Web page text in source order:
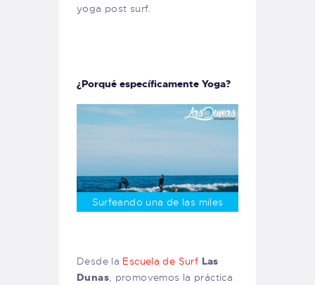
yoga post surf.
¿Porqué específicamente Yoga?
Surfeando una de las miles
Desde la Escuela de Surf Las
Dunas, promovemos la práctica